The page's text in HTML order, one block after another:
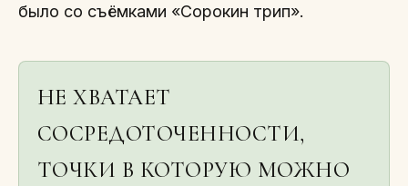
было со съёмками «Сорокин трип».
НЕ ХВАТАЕТ
СОСРЕДОТОЧЕННОСТИ,
ТОЧКИ В КОТОРУЮ МОЖНО